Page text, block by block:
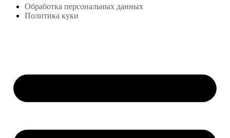
Обработка персональных данных
Политика куки